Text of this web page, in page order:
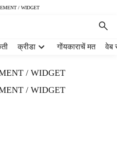
/ WIDGET
क्रीडा गोंयकाराचें मत वेब
/ WIDGET
/ WIDGET